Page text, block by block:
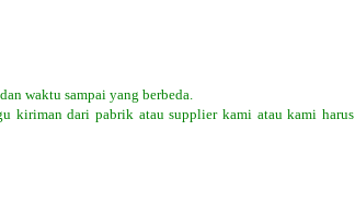
waktu sampai yang berbeda.
kiriman dari pabrik atau supplier kami atau kami harus